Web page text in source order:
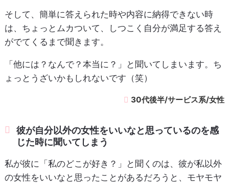
そして、簡単に答えられた時や内容に納得できない時
は、ちょっとムカついて、しつこく自分が満足する答え
がでてくるまで聞きます。
「他には？なんで？本当に？」と聞いてしまいます。ち
ょっとうざいかもしれないです（笑）
30代後半/サービス系/女性
彼が自分以外の女性をいいなと思っているのを感
じた時に聞いてしまう
私が彼に「私のどこが好き？」と聞くのは、彼が私以外
の女性をいいなと思ったことがあるだろうと、モヤモヤ